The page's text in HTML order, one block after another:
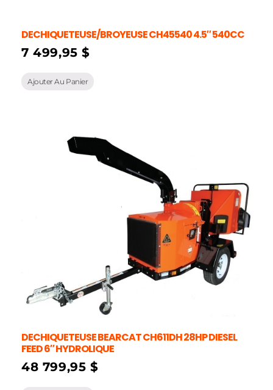
DECHIQUETEUSE/BROYEUSE CH45540 4.5″ 540CC
7 499,95$
Ajouter Au Panier
DECHIQUETEUSE BEARCAT CH611DH 28HP DIESEL
FEED 6″ HYDROLIQUE
48 799,95 $